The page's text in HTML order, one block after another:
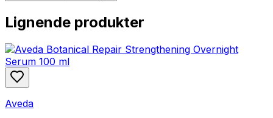
Lignende produkter
Aveda